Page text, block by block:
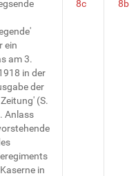
ein
am 3.
in der
der
(S.
Anlass
in
8c 8b